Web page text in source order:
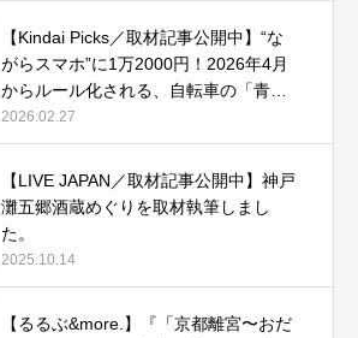
【Kindai Picks／取材記事公開中】“な
がらスマホ”に1万2000円！2026年4月
からルール化される、自転車の「青切
符」とは？
2026.02.27
【LIVE JAPAN／取材記事公開中】神戸
灘五郷酒蔵めぐりを取材執筆しまし
た。
2025.10.14
【るるぶ&more.】『「京都離宮〜おだ